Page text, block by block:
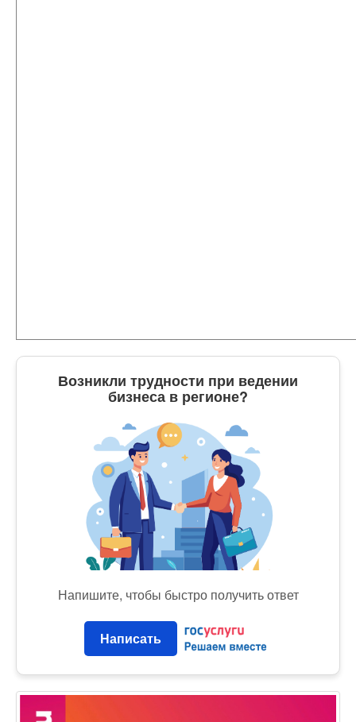
Возникли трудности при ведении
бизнеса в регионе?
Напишите, чтобы быстро получить ответ
Написать